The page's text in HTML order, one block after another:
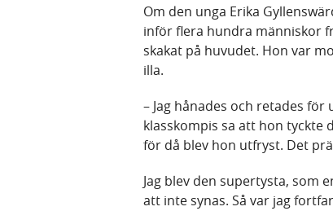
Om den unga Erika
inför flera hundra människor
skakat på huvudet. Hon var
illa.
– Jag hånades och retades för
klasskompis sa att hon tyckte
för då blev hon utfryst. Det
Jag blev den supertysta, som
att inte synas. Så var jag